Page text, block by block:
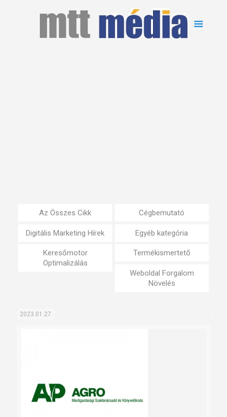
Az Összes Cikk Cégbemutató
Digitális Marketing Hírek Egyéb kategória
Keresőmotor
Optimalizálás
Termékismertető
Weboldal Forgalom
Növelés
2023.01.27.